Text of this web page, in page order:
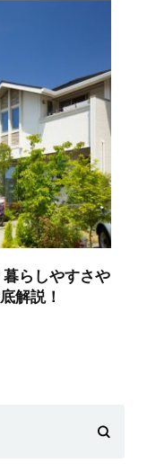
らしやすさや
解説！